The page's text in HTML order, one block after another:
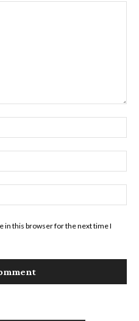
in this browser for the next time I